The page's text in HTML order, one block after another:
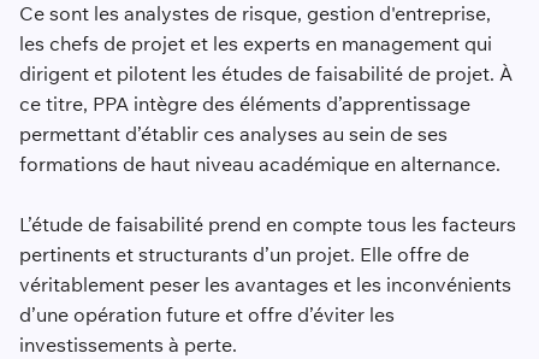
Ce sont les analystes de risque, gestion d'entreprise,
les chefs de projet et les experts en management qui
dirigent et pilotent les études de faisabilité de projet. À
ce titre, PPA intègre des éléments d’apprentissage
permettant d’établir ces analyses au sein de ses
formations de haut niveau académique en alternance.
L’étude de faisabilité prend en compte tous les facteurs
pertinents et structurants d’un projet. Elle offre de
véritablement peser les avantages et les inconvénients
d’une opération future et offre d’éviter les
investissements à perte.